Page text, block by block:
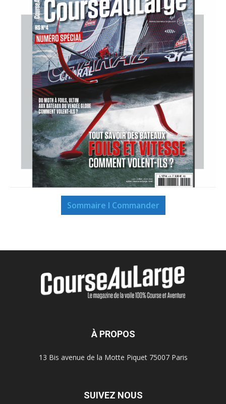
Sommaire I Commander
À PROPOS
13 Bis avenue de la Motte Piquet 75007 Paris
SUIVEZ NOUS